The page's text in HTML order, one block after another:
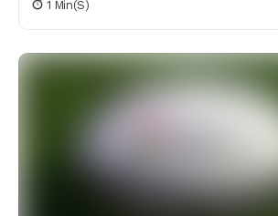
1 Min(s)